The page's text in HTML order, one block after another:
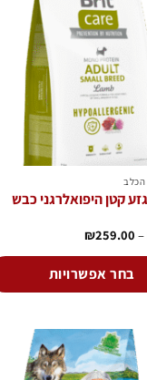
המשאלות
הכלב
קטן היפואלרגני כבש
–
₪259.00 טווח
⁦₪119.00⁩
עד
בחר אפשרויות